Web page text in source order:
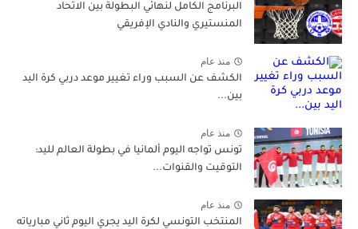
البرنامج الكامل لنهائي البطولة بين الاتحاد
المنستيري والنادي الإفريقي
منذ عام
الكشف عن السبب وراء تغيير موعد دربي كرة اليد
بين...
منذ عام
تونس تواجه اليوم ألمانيا في بطولة العالم لليد:
التوقيت والقنوات...
منذ عام
المنتخب التونسي لكرة اليد يجري اليوم ثاني مبارياته